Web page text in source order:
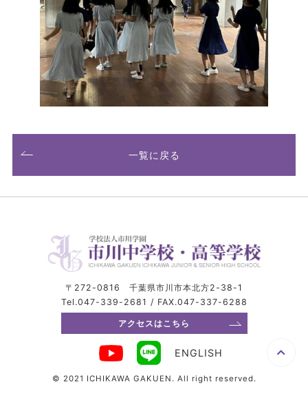
一覧に戻る
〒272-0816 千葉県市川市本北方2-38-1
Tel.047-339-2681 / FAX.047-337-6288
アクセスはこちら
ENGLISH
© 2021 ICHIKAWA GAKUEN. All right reserved.